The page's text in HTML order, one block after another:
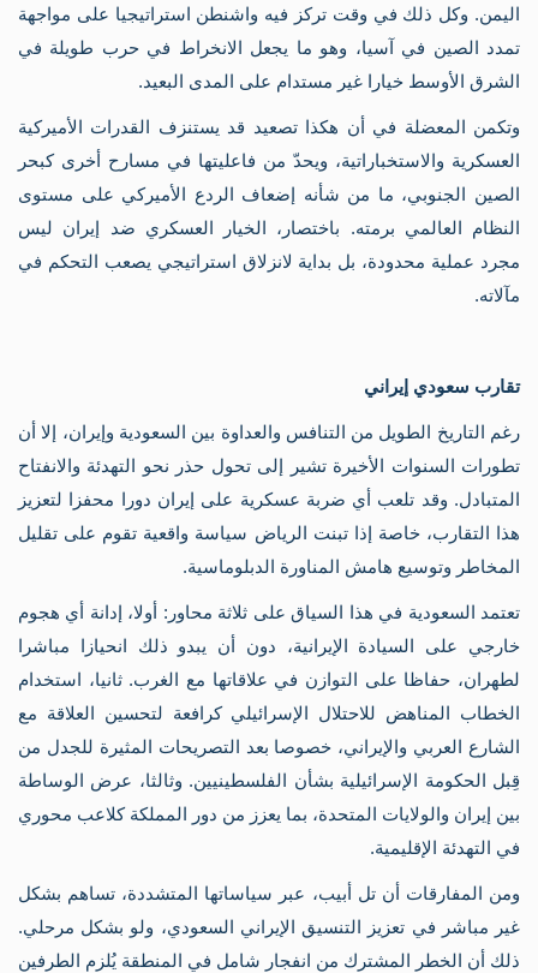
اليمن. وكل ذلك في وقت تركز فيه واشنطن استراتيجيا على مواجهة
تمدد الصين في آسيا، وهو ما يجعل الانخراط في حرب طويلة في
الشرق الأوسط خيارا غير مستدام على المدى البعيد.
وتكمن المعضلة في أن هكذا تصعيد قد يستنزف القدرات الأميركية
العسكرية والاستخباراتية، ويحدّ من فاعليتها في مسارح أخرى كبحر
الصين الجنوبي، ما من شأنه إضعاف الردع الأميركي على مستوى
النظام العالمي برمته. باختصار، الخيار العسكري ضد إيران ليس
مجرد عملية محدودة، بل بداية لانزلاق استراتيجي يصعب التحكم في
مآلاته.
تقارب سعودي إيراني
رغم التاريخ الطويل من التنافس والعداوة بين السعودية وإيران، إلا أن
تطورات السنوات الأخيرة تشير إلى تحول حذر نحو التهدئة والانفتاح
المتبادل. وقد تلعب أي ضربة عسكرية على إيران دورا محفزا لتعزيز
هذا التقارب، خاصة إذا تبنت الرياض سياسة واقعية تقوم على تقليل
المخاطر وتوسيع هامش المناورة الدبلوماسية.
تعتمد السعودية في هذا السياق على ثلاثة محاور: أولا، إدانة أي هجوم
خارجي على السيادة الإيرانية، دون أن يبدو ذلك انحيازا مباشرا
لطهران، حفاظا على التوازن في علاقاتها مع الغرب. ثانيا، استخدام
الخطاب المناهض للاحتلال الإسرائيلي كرافعة لتحسين العلاقة مع
الشارع العربي والإيراني، خصوصا بعد التصريحات المثيرة للجدل من
قِبل الحكومة الإسرائيلية بشأن الفلسطينيين. وثالثا، عرض الوساطة
بين إيران والولايات المتحدة، بما يعزز من دور المملكة كلاعب محوري
في التهدئة الإقليمية.
ومن المفارقات أن تل أبيب، عبر سياساتها المتشددة، تساهم بشكل
غير مباشر في تعزيز التنسيق الإيراني السعودي، ولو بشكل مرحلي.
ذلك أن الخطر المشترك من انفجار شامل في المنطقة يُلزم الطرفين